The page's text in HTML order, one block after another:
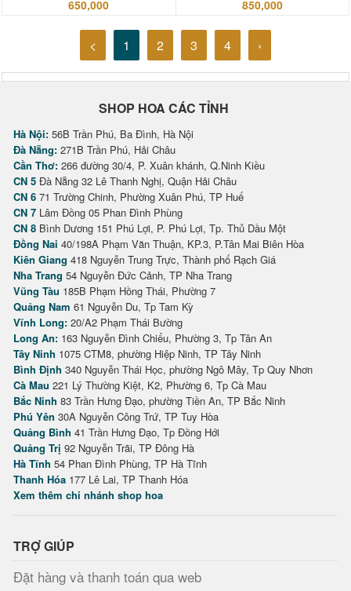
650,000 850,000
< 1 2 3 4 ›
SHOP HOA CÁC TỈNH
Hà Nội: 56B Trần Phú, Ba Đình, Hà Nội
Đà Nẵng: 271B Trần Phú, Hải Châu
Cần Thơ: 266 đường 30/4, P. Xuân khánh, Q.Ninh Kiều
CN 5 Đà Nẵng 32 Lê Thanh Nghị, Quận Hải Châu
CN 6 71 Trường Chinh, Phường Xuân Phú, TP Huế
CN 7 Lâm Đồng 05 Phan Đình Phùng
CN 8 Bình Dương 151 Phú Lợi, P. Phú Lợi, Tp. Thủ Dầu Một
Đồng Nai 40/198A Phạm Văn Thuận, KP.3, P.Tân Mai Biên Hòa
Kiên Giang 418 Nguyễn Trung Trực, Thành phố Rạch Giá
Nha Trang 54 Nguyễn Đức Cảnh, TP Nha Trang
Vũng Tàu 185B Phạm Hồng Thái, Phường 7
Quảng Nam 61 Nguyễn Du, Tp Tam Kỳ
Vĩnh Long: 20/A2 Phạm Thái Bường
Long An: 163 Nguyễn Đình Chiểu, Phường 3, Tp Tân An
Tây Ninh 1075 CTM8, phường Hiệp Ninh, TP Tây Ninh
Bình Định 340 Nguyễn Thái Học, phường Ngô Mây, Tp Quy Nhơn
Cà Mau 221 Lý Thường Kiệt, K2, Phường 6, Tp Cà Mau
Bắc Ninh 83 Trần Hưng Đạo, phường Tiền An, TP Bắc Ninh
Phú Yên 30A Nguyễn Công Trứ, TP Tuy Hòa
Quảng Bình 41 Trần Hưng Đạo, Tp Đồng Hới
Quảng Trị 92 Nguyễn Trãi, TP Đông Hà
Hà Tĩnh 54 Phan Đình Phùng, TP Hà Tĩnh
Thanh Hóa 177 Lê Lai, TP Thanh Hóa
Xem thêm chi nhánh shop hoa
TRỢ GIÚP
Đặt hàng và thanh toán qua web